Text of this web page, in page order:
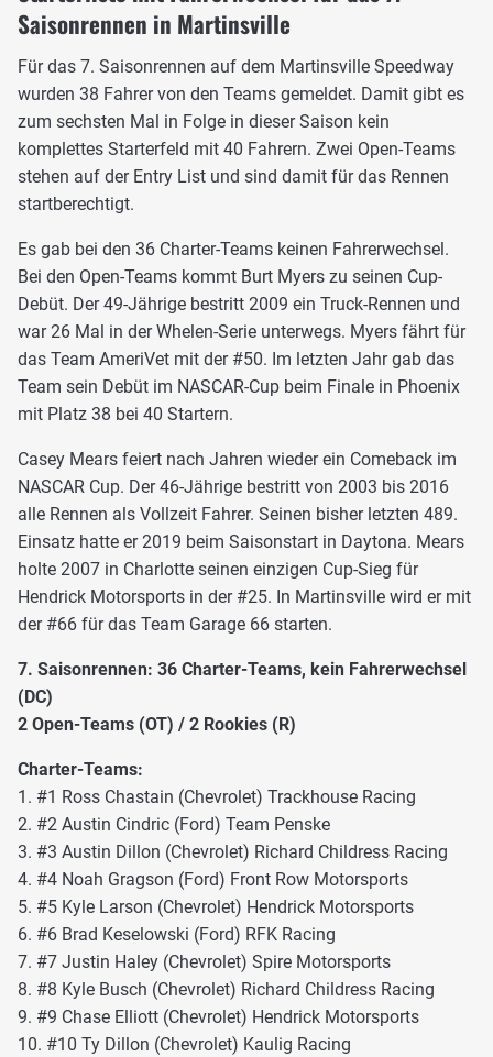
Saisonrennen in Martinsville
Für das 7. Saisonrennen auf dem Martinsville Speedway
wurden 38 Fahrer von den Teams gemeldet. Damit gibt es
zum sechsten Mal in Folge in dieser Saison kein
komplettes Starterfeld mit 40 Fahrern. Zwei Open-Teams
stehen auf der Entry List und sind damit für das Rennen
startberechtigt.
Es gab bei den 36 Charter-Teams keinen Fahrerwechsel.
Bei den Open-Teams kommt Burt Myers zu seinen Cup-
Debüt. Der 49-Jährige bestritt 2009 ein Truck-Rennen und
war 26 Mal in der Whelen-Serie unterwegs. Myers fährt für
das Team AmeriVet mit der #50. Im letzten Jahr gab das
Team sein Debüt im NASCAR-Cup beim Finale in Phoenix
mit Platz 38 bei 40 Startern.
Casey Mears feiert nach Jahren wieder ein Comeback im
NASCAR Cup. Der 46-Jährige bestritt von 2003 bis 2016
alle Rennen als Vollzeit Fahrer. Seinen bisher letzten 489.
Einsatz hatte er 2019 beim Saisonstart in Daytona. Mears
holte 2007 in Charlotte seinen einzigen Cup-Sieg für
Hendrick Motorsports in der #25. In Martinsville wird er mit
der #66 für das Team Garage 66 starten.
7. Saisonrennen: 36 Charter-Teams, kein Fahrerwechsel
(DC)
2 Open-Teams (OT) / 2 Rookies (R)
Charter-Teams:
1. #1 Ross Chastain (Chevrolet) Trackhouse Racing
2. #2 Austin Cindric (Ford) Team Penske
3. #3 Austin Dillon (Chevrolet) Richard Childress Racing
4. #4 Noah Gragson (Ford) Front Row Motorsports
5. #5 Kyle Larson (Chevrolet) Hendrick Motorsports
6. #6 Brad Keselowski (Ford) RFK Racing
7. #7 Justin Haley (Chevrolet) Spire Motorsports
8. #8 Kyle Busch (Chevrolet) Richard Childress Racing
9. #9 Chase Elliott (Chevrolet) Hendrick Motorsports
10. #10 Ty Dillon (Chevrolet) Kaulig Racing